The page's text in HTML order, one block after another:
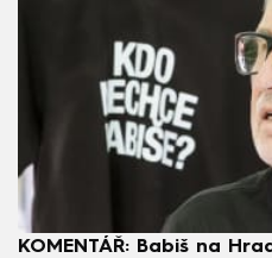
KOMENTÁŘ: Babiš na